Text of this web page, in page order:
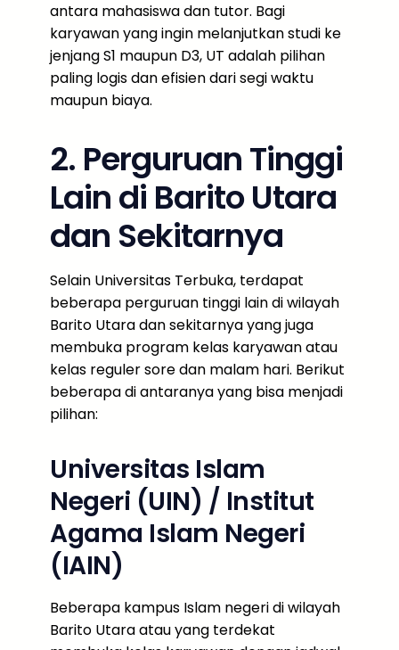
antara mahasiswa dan tutor. Bagi
karyawan yang ingin melanjutkan studi ke
jenjang S1 maupun D3, UT adalah pilihan
paling logis dan efisien dari segi waktu
maupun biaya.
2. Perguruan Tinggi
Lain di Barito Utara
dan Sekitarnya
Selain Universitas Terbuka, terdapat
beberapa perguruan tinggi lain di wilayah
Barito Utara dan sekitarnya yang juga
membuka program kelas karyawan atau
kelas reguler sore dan malam hari. Berikut
beberapa di antaranya yang bisa menjadi
pilihan:
Universitas Islam
Negeri (UIN) / Institut
Agama Islam Negeri
(IAIN)
Beberapa kampus Islam negeri di wilayah
Barito Utara atau yang terdekat